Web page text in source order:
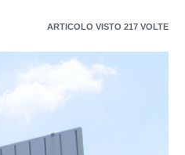
ARTICOLO VISTO 217 VOLTE